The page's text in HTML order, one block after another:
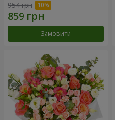
954 грн
Замовити